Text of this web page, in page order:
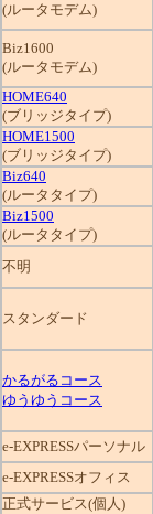
(ルータモデム)
Biz1600
(ルータモデム)
HOME640
(ブリッジタイプ)
HOME1500
(ブリッジタイプ)
Biz640
(ルータタイプ)
Biz1500
(ルータタイプ)
不明
スタンダード
かるがるコース
ゆうゆうコース
e-EXPRESSパーソナル
e-EXPRESSオフィス
正式サービス(個人)